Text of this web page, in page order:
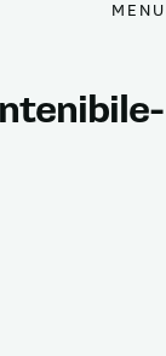
MENU